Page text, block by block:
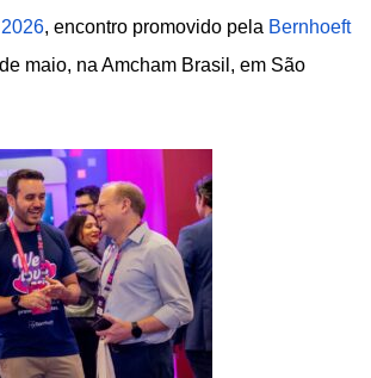
, encontro promovido pela Bernhoeft
maio, na Amcham Brasil, em São